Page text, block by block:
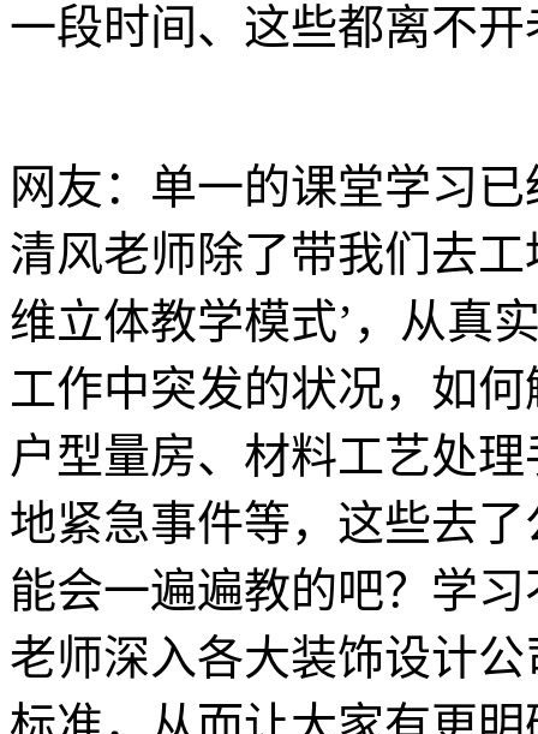
一段时间、这些都离不
网友：单一的课堂学习
清风老师除了带我们去
维立体教学模式’，从真
工作中突发的状况，如
户型量房、材料工艺处
地紧急事件等，这些去
能会一遍遍教的吧？学
老师深入各大装饰设计